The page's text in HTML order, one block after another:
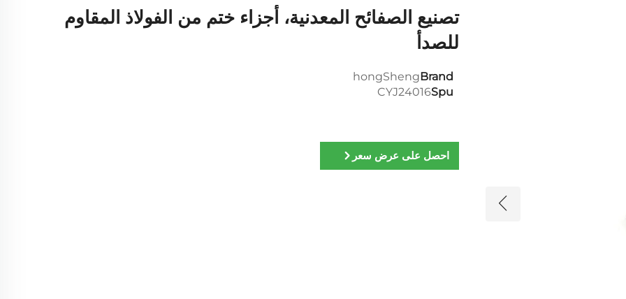
تصنيع الصفائح المعدنية، أجزاء ختم من الفولاذ المقاوم
للصدأ
Brand
hongSheng
Spu
CYJ24016
احصل على عرض سعر